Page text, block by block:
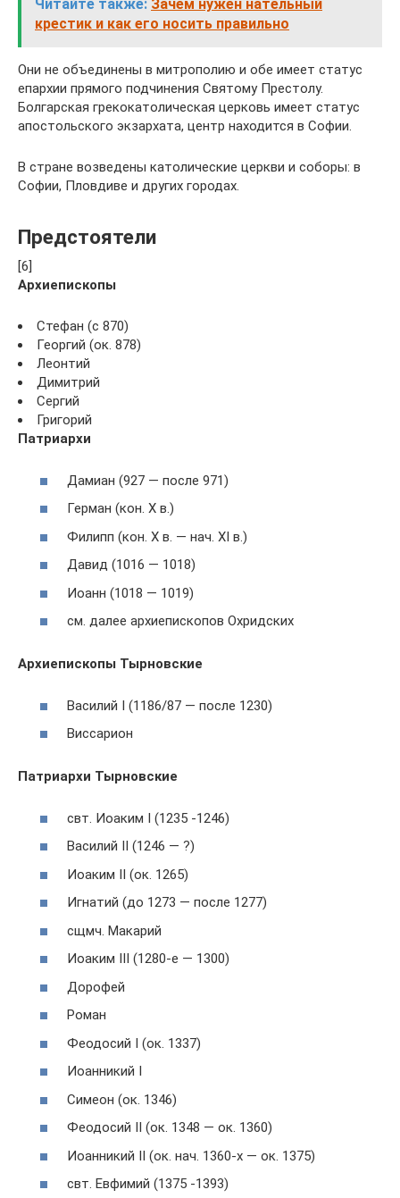
Читайте также: Зачем нужен нательный
крестик и как его носить правильно
Они не объединены в митрополию и обе имеет статус
епархии прямого подчинения Святому Престолу.
Болгарская грекокатолическая церковь имеет статус
апостольского экзархата, центр находится в Софии.
В стране возведены католические церкви и соборы: в
Софии, Пловдиве и других городах.
Предстоятели
[6]
Архиепископы
Стефан (с 870)
Георгий (ок. 878)
Леонтий
Димитрий
Сергий
Григорий
Патриархи
Дамиан (927 — после 971)
Герман (кон. X в.)
Филипп (кон. X в. — нач. XI в.)
Давид (1016 — 1018)
Иоанн (1018 — 1019)
см. далее архиепископов Охридских
Архиепископы Тырновские
Василий I (1186/87 — после 1230)
Виссарион
Патриархи Тырновские
свт. Иоаким I (1235 -1246)
Василий II (1246 — ?)
Иоаким II (ок. 1265)
Игнатий (до 1273 — после 1277)
сщмч. Макарий
Иоаким III (1280-е — 1300)
Дорофей
Роман
Феодосий I (ок. 1337)
Иоанникий I
Симеон (ок. 1346)
Феодосий II (ок. 1348 — ок. 1360)
Иоанникий II (ок. нач. 1360-х — ок. 1375)
свт. Евфимий (1375 -1393)